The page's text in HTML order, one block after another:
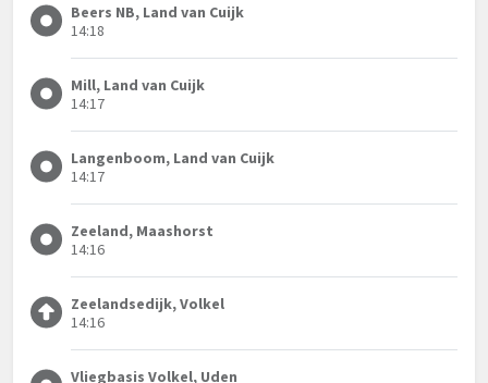
Beers NB, Land van Cuijk
14:18
Mill, Land van Cuijk
14:17
Langenboom, Land van Cuijk
14:17
Zeeland, Maashorst
14:16
Zeelandsedijk, Volkel
14:16
Vliegbasis Volkel, Uden